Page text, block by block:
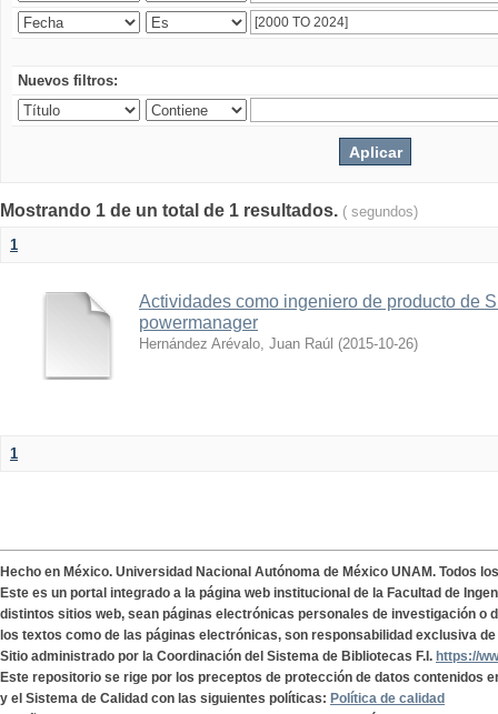
Nuevos filtros:
Mostrando 1 de un total de 1 resultados. ( segundos)
1
Actividades como ingeniero de producto de
powermanager
Hernández Arévalo, Juan Raúl (2015-10-26)
1
Hecho en México. Universidad Nacional Autónoma de México UNAM. Todos
Este es un portal integrado a la página web institucional de la Facultad de
distintos sitios web, sean páginas electrónicas personales de investigación o
los textos como de las páginas electrónicas, son responsabilidad exclusiva
Sitio administrado por la Coordinación del Sistema de Bibliotecas F.I. https://
Este repositorio se rige por los preceptos de protección de datos contenidos
y el Sistema de Calidad con las siguientes políticas: Política de calidad